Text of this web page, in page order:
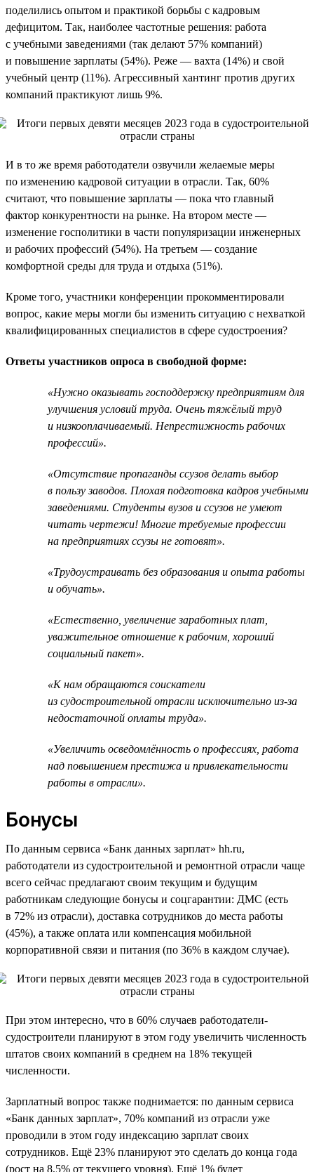
поделились опытом и практикой борьбы с кадровым
дефицитом. Так, наиболее частотные решения: работа
с учебными заведениями (так делают 57% компаний)
и повышение зарплаты (54%). Реже — вахта (14%) и свой
учебный центр (11%). Агрессивный хантинг против других
компаний практикуют лишь 9%.
И в то же время работодатели озвучили желаемые меры
по изменению кадровой ситуации в отрасли. Так, 60%
считают, что повышение зарплаты — пока что главный
фактор конкурентности на рынке. На втором месте —
изменение госполитики в части популяризации инженерных
и рабочих профессий (54%). На третьем — создание
комфортной среды для труда и отдыха (51%).
Кроме того, участники конференции прокомментировали
вопрос, какие меры могли бы изменить ситуацию с нехваткой
квалифицированных специалистов в сфере судостроения?
Ответы участников опроса в свободной форме:
«Нужно оказывать господдержку предприятиям для
улучшения условий труда. Очень тяжёлый труд
и низкооплачиваемый. Непрестижность рабочих
профессий».
«Отсутствие пропаганды ссузов делать выбор
в пользу заводов. Плохая подготовка кадров учебными
заведениями. Студенты вузов и ссузов не умеют
читать чертежи! Многие требуемые профессии
на предприятиях ссузы не готовят».
«Трудоустраивать без образования и опыта работы
и обучать».
«Естественно, увеличение заработных плат,
уважительное отношение к рабочим, хороший
социальный пакет».
«К нам обращаются соискатели
из судостроительной отрасли исключительно из-за
недостаточной оплаты труда».
«Увеличить осведомлённость о профессиях, работа
над повышением престижа и привлекательности
работы в отрасли».
Бонусы
По данным сервиса «Банк данных зарплат» hh.ru,
работодатели из судостроительной и ремонтной отрасли чаще
всего сейчас предлагают своим текущим и будущим
работникам следующие бонусы и соцгарантии: ДМС (есть
в 72% из отрасли), доставка сотрудников до места работы
(45%), а также оплата или компенсация мобильной
корпоративной связи и питания (по 36% в каждом случае).
При этом интересно, что в 60% случаев работодатели-
судостроители планируют в этом году увеличить численность
штатов своих компаний в среднем на 18% текущей
численности.
Зарплатный вопрос также поднимается: по данным сервиса
«Банк данных зарплат», 70% компаний из отрасли уже
проводили в этом году индексацию зарплат своих
сотрудников. Ещё 23% планируют это сделать до конца года
(рост на 8,5% от текущего уровня). Ещё 1% будет